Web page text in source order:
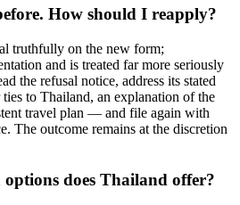
How should I reapply?
truthfully on the new form;
and is treated far more seriously
the refusal notice, address its stated
to Thailand, an explanation of the
travel plan — and file again with
The outcome remains at the discretion
does Thailand offer?